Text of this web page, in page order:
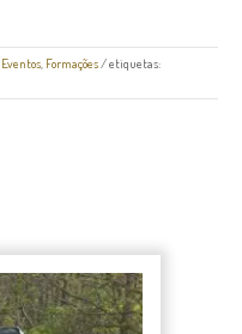
Eventos, Formações/ etiquetas: